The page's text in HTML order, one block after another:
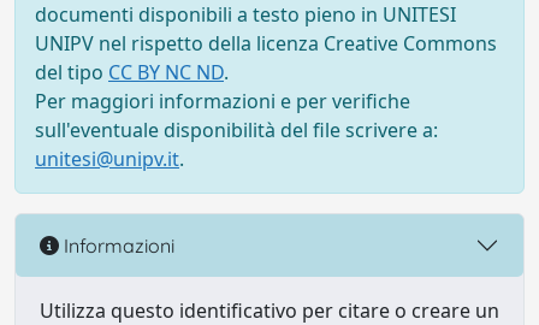
documenti disponibili a testo pieno in UNITESI
UNIPV nel rispetto della licenza Creative Commons
del tipo CC BY NC ND.
Per maggiori informazioni e per verifiche
sull'eventuale disponibilità del file scrivere a:
unitesi@unipv.it.
Informazioni
Utilizza questo identificativo per citare o creare un